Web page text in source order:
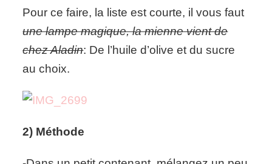
Pour ce faire, la liste est courte, il vous faut
une lampe magique, la mienne vient de
chez Aladin: De l’huile d’olive et du sucre
au choix.
2) Méthode